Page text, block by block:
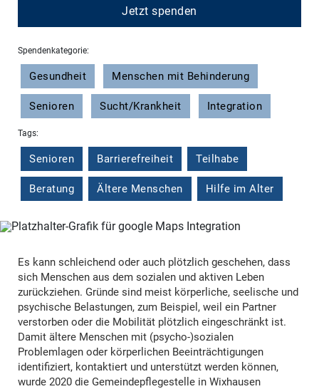
Jetzt spenden
Spendenkategorie:
Gesundheit Menschen mit Behinderung
Senioren Sucht/Krankheit Integration
Tags:
Senioren Barrierefreiheit Teilhabe
Beratung Ältere Menschen Hilfe im Alter
Es kann schleichend oder auch plötzlich geschehen, dass
sich Menschen aus dem sozialen und aktiven Leben
zurückziehen. Gründe sind meist körperliche, seelische und
psychische Belastungen, zum Beispiel, weil ein Partner
verstorben oder die Mobilität plötzlich eingeschränkt ist.
Damit ältere Menschen mit (psycho-)sozialen
Problemlagen oder körperlichen Beeinträchtigungen
identifiziert, kontaktiert und unterstützt werden können,
wurde 2020 die Gemeindepflegestelle in Wixhausen